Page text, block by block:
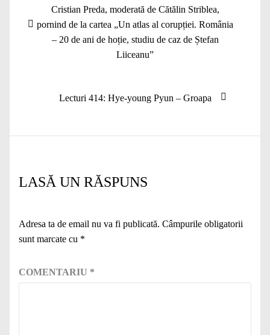
articole
anterior:
Cristian Preda, moderată de Cătălin Striblea,
pornind de la cartea „Un atlas al corupției. România
– 20 de ani de hoție, studiu de caz de Ștefan
Liiceanu”
Articolul
Lecturi 414: Hye-young Pyun – Groapa
LASĂ UN RĂSPUNS
Adresa ta de email nu va fi publicată. Câmpurile obligatorii
sunt marcate cu *
COMENTARIU *